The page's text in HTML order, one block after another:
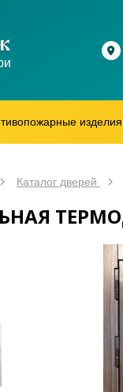
изделия
Каталог дверей